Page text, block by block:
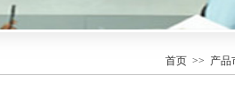
首页 >> 产品